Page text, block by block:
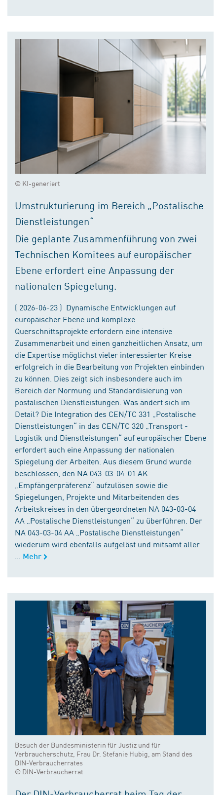
© KI-generiert
Umstrukturierung im Bereich „Postalische
Dienstleistungen“
Die geplante Zusammenführung von zwei
Technischen Komitees auf europäischer
Ebene erfordert eine Anpassung der
nationalen Spiegelung.
( 2026-06-23 ) Dynamische Entwicklungen auf
europäischer Ebene und komplexe
Querschnittsprojekte erfordern eine intensive
Zusammenarbeit und einen ganzheitlichen Ansatz, um
die Expertise möglichst vieler interessierter Kreise
erfolgreich in die Bearbeitung von Projekten einbinden
zu können. Dies zeigt sich insbesondere auch im
Bereich der Normung und Standardisierung von
postalischen Dienstleistungen. Was ändert sich im
Detail? Die Integration des CEN/TC 331 „Postalische
Dienstleistungen“ in das CEN/TC 320 „Transport -
Logistik und Dienstleistungen“ auf europäischer Ebene
erfordert auch eine Anpassung der nationalen
Spiegelung der Arbeiten. Aus diesem Grund wurde
beschlossen, den NA 043-03-04-01 AK
„Empfängerpräferenz“ aufzulösen sowie die
Spiegelungen, Projekte und Mitarbeitenden des
Arbeitskreises in den übergeordneten NA 043-03-04
AA „Postalische Dienstleistungen“ zu überführen. Der
NA 043-03-04 AA „Postalische Dienstleistungen“
wiederum wird ebenfalls aufgelöst und mitsamt aller
Mehr
Besuch der Bundesministerin für Justiz und für
Verbraucherschutz, Frau Dr. Stefanie Hubig, am Stand des
DIN-Verbraucherrates
© DIN-Verbraucherrat